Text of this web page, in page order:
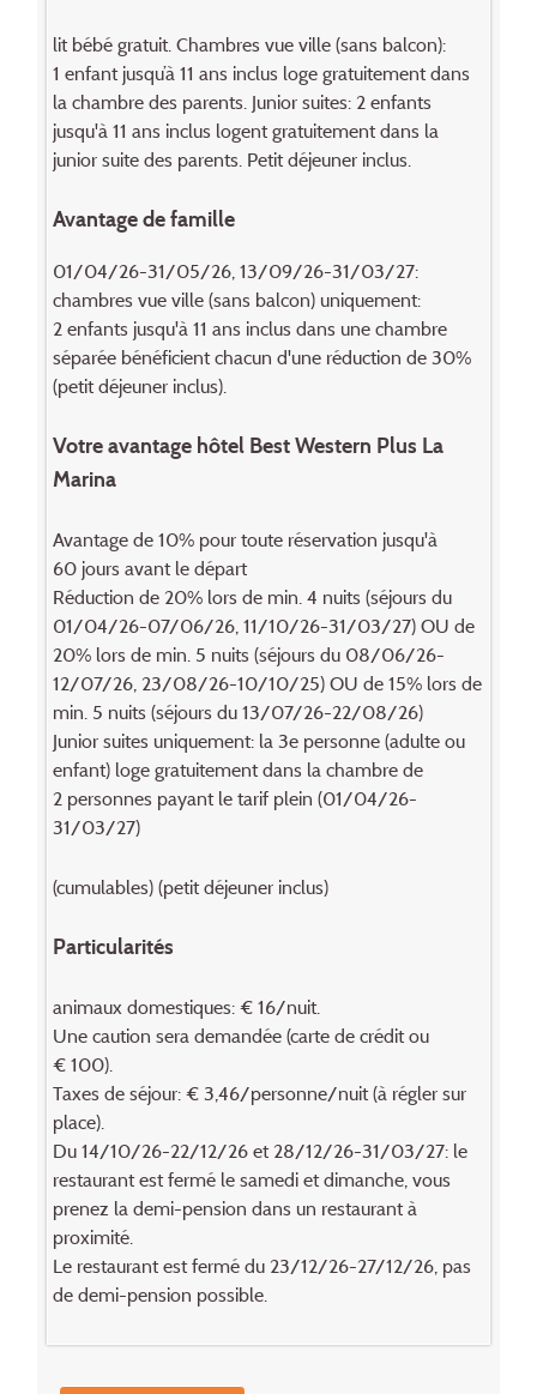
lit bébé gratuit. Chambres vue ville (sans balcon):
1 enfant jus­qu’à 11 ans inclus loge gratuitement dans
la chambre des parents. Junior suites: 2 enfants
jusqu'à 11 ans inclus logent gratuitement dans la
junior suite des parents. Petit déjeuner inclus.
Avantage de famille
01/04/26-31/05/26, 13/09/26-31/03/27:
chambres vue ville (sans balcon) uniquement:
2 enfants jusqu'à 11 ans inclus dans une chambre
séparée bénéficient chacun d'une réduction de 30%
(petit déjeuner inclus).
Votre avantage hôtel Best Western Plus La
Marina
Avantage de 10% pour toute réservation jusqu'à
60 jours avant le départ
Réduction de 20% lors de min. 4 nuits (séjours du
01/04/26-07/06/26, 11/10/26-31/03/27) OU de
20% lors de min. 5 nuits (séjours du 08/06/26-
12/07/26, 23/08/26-10/10/25) OU de 15% lors de
min. 5 nuits (séjours du 13/07/26-22/08/26)
Junior suites uniquement: la 3e personne (adulte ou
enfant) loge gratuitement dans la chambre de
2 personnes payant le tarif plein (01/04/26-
31/03/27)
(cumulables) (petit déjeuner inclus)
Particularités
animaux domestiques: € 16/nuit.
Une caution sera demandée (carte de crédit ou
€ 100).
Taxes de séjour: € 3,46/personne/nuit (à régler sur
place).
Du 14/10/26-22/12/26 et 28/12/26-31/03/27: le
restaurant est fermé le samedi et dimanche, vous
prenez la demi-pension dans un restaurant à
proximité.
Le restaurant est fermé du 23/12/26-27/12/26, pas
de demi-pension possible.